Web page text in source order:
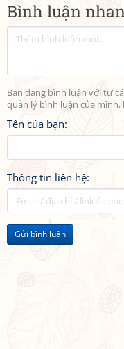
Bình luận
Bạn đang bình luận với tư
quản lý bình luận của mình,
Tên của bạn:
Thông tin liên hệ:
Gửi bình luận